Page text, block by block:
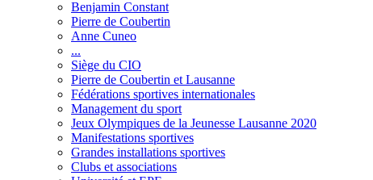
Benjamin Constant
Pierre de Coubertin
Anne Cuneo
...
Siège du CIO
Pierre de Coubertin et Lausanne
Fédérations sportives internationales
Management du sport
Jeux Olympiques de la Jeunesse Lausanne 2020
Manifestations sportives
Grandes installations sportives
Clubs et associations